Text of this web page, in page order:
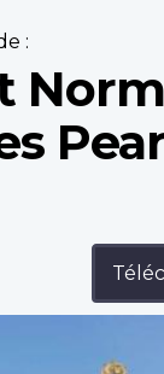
: